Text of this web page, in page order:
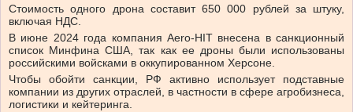
Стоимость одного дрона составит 650 000 рублей за штуку,
включая НДС.
В июне 2024 года компания Aero-HIT внесена в санкционный
список Минфина США, так как ее дроны были использованы
российскими войсками в оккупированном Херсоне.
Чтобы обойти санкции, РФ активно использует подставные
компании из других отраслей, в частности в сфере агробизнеса,
логистики и кейтеринга.